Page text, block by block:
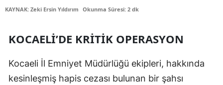
Edirne
KAYNAK: Zeki Ersin Yıldırım Okunma Süresi: 2 dk
KOCAELI’DE KRITIK OPERASYON
Kocaeli İl Emniyet Müdürlüğü ekipleri, hakkında
kesinleşmiş hapis cezası bulunan bir şahsı